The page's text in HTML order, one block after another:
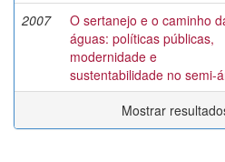
2007
O sertanejo e o caminho
águas: políticas públicas,
modernidade e
sustentabilidade no semi-
Mostrar